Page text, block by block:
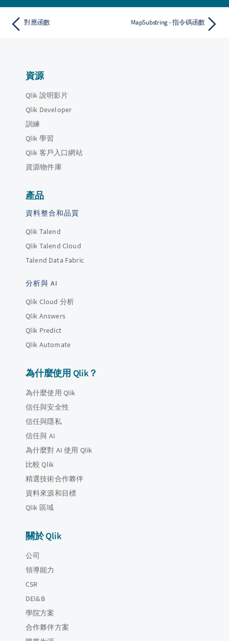
對應函數 MapSubstring - 指令碼函數
資源
Qlik 說明影片
Qlik Developer
訓練
Qlik 學習
Qlik 客戶入口網站
資源物件庫
產品
資料整合和品質
Qlik Talend
Qlik Talend Cloud
Talend Data Fabric
分析與 AI
Qlik Cloud 分析
Qlik Answers
Qlik Predict
Qlik Automate
為什麼使用 Qlik？
為什麼使用 Qlik
信任與安全性
信任與隱私
信任與 AI
為什麼對 AI 使用 Qlik
比較 Qlik
精選技術合作夥伴
資料來源和目標
Qlik 區域
關於 Qlik
公司
領導能力
CSR
DEI&B
學院方案
合作夥伴方案